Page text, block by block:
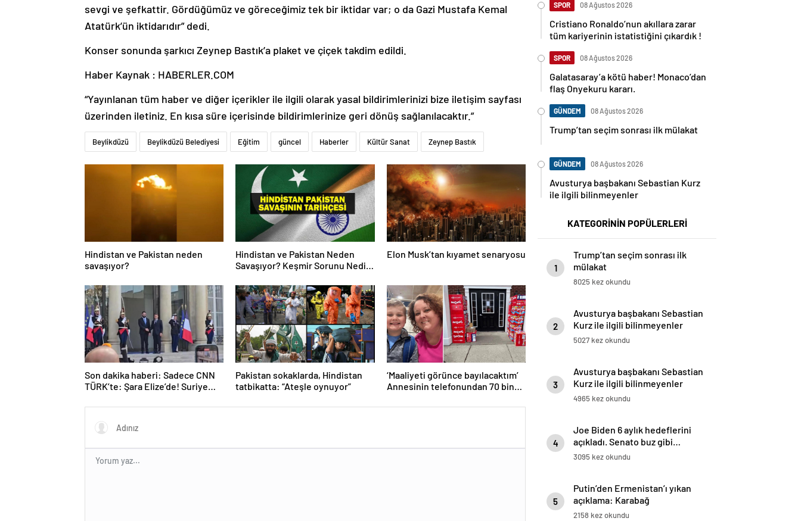
sevgi ve şefkattir. Gördüğümüz ve göreceğimiz tek bir iktidar var; o da Gazi Mustafa Kemal
Atatürk’ün iktidarıdır” dedi.
Konser sonunda şarkıcı Zeynep Bastık’a plaket ve çiçek takdim edildi.
Haber Kaynak : HABERLER.COM
“Yayınlanan tüm haber ve diğer içerikler ile ilgili olarak yasal bildirimlerinizi bize iletişim sayfası
üzerinden iletiniz. En kısa süre içerisinde bildirimlerinize geri dönüş sağlanılacaktır.”
Beylikdüzü Beylikdüzü Belediyesi Eğitim güncel Haberler Kültür Sanat Zeynep Bastık
Hindistan ve Pakistan neden
savaşıyor?
Hindistan ve Pakistan Neden
Savaşıyor? Keşmir Sorunu Nedir?
Hindistan Pakistan Savaşının
Tarihçesi!
Elon Musk’tan kıyamet senaryosu
Son dakika haberi: Sadece CNN
TÜRK’te: Şara Elize’de! Suriye
Pakistan sokaklarda, Hindistan
tatbikatta: “Ateşle oynuyor”
‘Maaliyeti görünce bayılacaktım’
Annesinin telefonundan 70 bin
SPOR 08 Ağustos 2026
Cristiano Ronaldo’nun akıllara zarar
tüm kariyerinin istatistiğini çıkardık !
SPOR 08 Ağustos 2026
Galatasaray’a kötü haber! Monaco’dan
flaş Onyekuru kararı.
GÜNDEM 08 Ağustos 2026
Trump’tan seçim sonrası ilk mülakat
GÜNDEM 08 Ağustos 2026
Avusturya başbakanı Sebastian Kurz
ile ilgili bilinmeyenler
KATEGORİNİN POPÜLERLERİ
1
Trump’tan seçim sonrası ilk
mülakat
8025 kez okundu
2
Avusturya başbakanı Sebastian
Kurz ile ilgili bilinmeyenler
5027 kez okundu
3
Avusturya başbakanı Sebastian
Kurz ile ilgili bilinmeyenler
4965 kez okundu
4
Joe Biden 6 aylık hedeflerini
açıkladı. Senato buz gibi…
3095 kez okundu
5
Putin’den Ermenistan’ı yıkan
açıklama: Karabağ
Azerbaycan’ın ayrılmaz bir
2158 kez okundu